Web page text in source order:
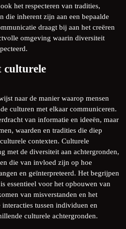
het respecteren van tradities,
die inherent zijn aan een bepaalde
draagt bij aan het creëren
omgeving waarin diversiteit
culturele
naar de manier waarop mensen
culturen met elkaar communiceren.
van informatie en ideeën, maar
waarden en tradities die diep
contexten. Culturele
met de diversiteit aan achtergronden,
die van invloed zijn op hoe
en geïnterpreteerd. Het begrijpen
essentieel voor het opbouwen van
van misverstanden en het
tussen individuen en
culturele achtergronden.